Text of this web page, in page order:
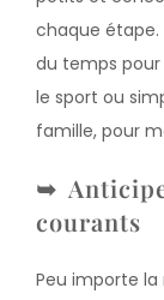
chaque
du temps
le sport ou
famille, pour
courants
Peu importe